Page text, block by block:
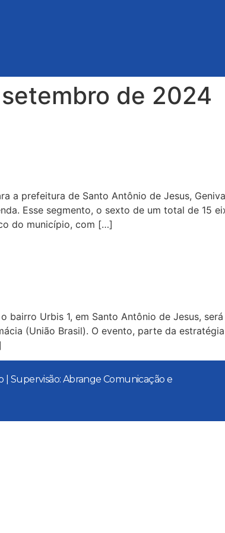
de 2024
a prefeitura de Santo Antônio de Jesus,
Esse segmento, o sexto de um total de 15
do município, com […]
bairro Urbis 1, em Santo Antônio de Jesus,
(União Brasil). O evento, parte da
Supervisão: Abrange Comunicação e